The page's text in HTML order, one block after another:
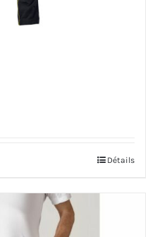
Détails